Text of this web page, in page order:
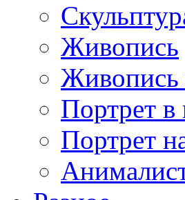
Живопись
Живопись
Портрет в
Портрет